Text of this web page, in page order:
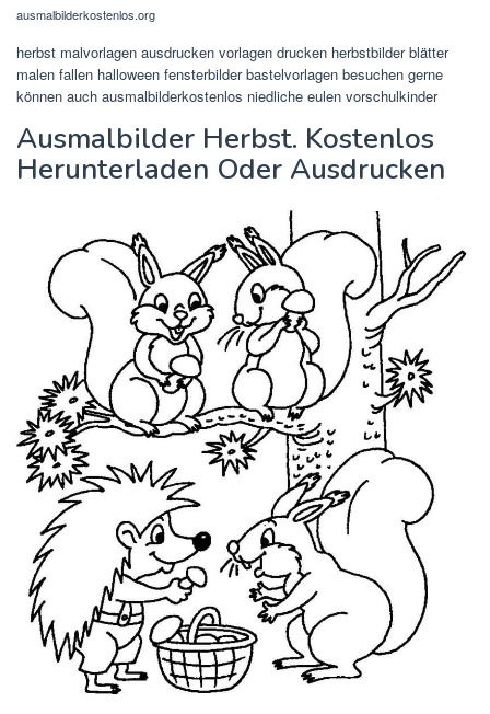
ausmalbilderkostenlos.org
herbst malvorlagen ausdrucken vorlagen drucken herbstbilder blätter
malen fallen halloween fensterbilder bastelvorlagen besuchen gerne
können auch ausmalbilderkostenlos niedliche eulen vorschulkinder
Ausmalbilder Herbst. Kostenlos
Herunterladen Oder Ausdrucken